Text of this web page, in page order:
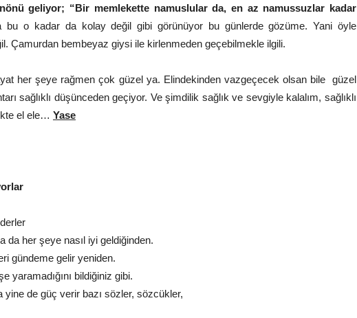
geliyor; “Bir memlekette namuslular da, en az namussuzlar kadar
o kadar da kolay değil gibi görünüyor bu günlerde gözüme. Yani öyle
Çamurdan bembeyaz giysi ile kirlenmeden geçebilmekle ilgili.
her şeye rağmen çok güzel ya. Elindekinden vazgeçecek olsan bile güzel
sağlıklı düşünceden geçiyor. Ve şimdilik sağlık ve sevgiyle kalalım, sağlıklı
el ele… Yase
da her şeye nasıl iyi geldiğinden.
gündeme gelir yeniden.
yaramadığını bildiğiniz gibi.
yine de güç verir bazı sözler, sözcükler,